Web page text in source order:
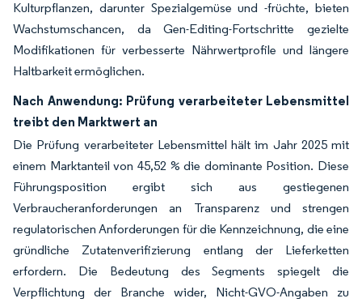
Kulturpflanzen, darunter Spezialgemüse und -früchte, bieten
Wachstumschancen, da Gen-Editing-Fortschritte gezielte
Modifikationen für verbesserte Nährwertprofile und längere
Haltbarkeit ermöglichen.
Nach Anwendung: Prüfung verarbeiteter Lebensmittel
treibt den Marktwert an
Die Prüfung verarbeiteter Lebensmittel hält im Jahr 2025 mit
einem Marktanteil von 45,52 % die dominante Position. Diese
Führungsposition ergibt sich aus gestiegenen
Verbraucheranforderungen an Transparenz und strengen
regulatorischen Anforderungen für die Kennzeichnung, die eine
gründliche Zutatenverifizierung entlang der Lieferketten
erfordern. Die Bedeutung des Segments spiegelt die
Verpflichtung der Branche wider, Nicht-GVO-Angaben zu